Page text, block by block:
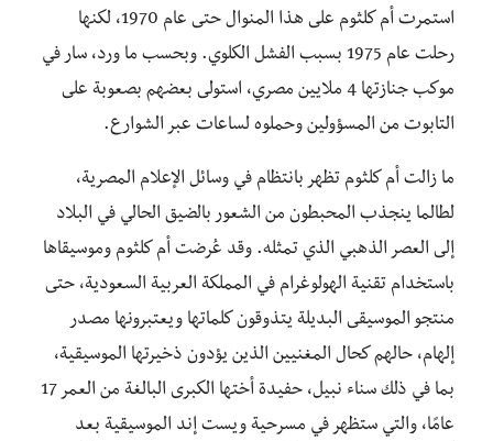
استمرت أم كلثوم على هذا المنوال حتى عام 1970، لكنها
رحلت عام 1975 بسبب الفشل الكلوي. وبحسب ما ورد، سار في
موكب جنازتها 4 ملايين مصري، استولى بعضهم بصعوبة على
التابوت من المسؤولين وحملوه لساعات عبر الشوارع.
ما زالت أم كلثوم تظهر بانتظام في وسائل الإعلام المصرية،
لطالما ينجذب المحبطون من الشعور بالضيق الحالي في البلاد
إلى العصر الذهبي الذي تمثله. وقد عُرضت أم كلثوم وموسيقاها
باستخدام تقنية الهولوغرام في المملكة العربية السعودية، حتى
منتجو الموسيقى البديلة يتذوقون كلماتها ويعتبرونها مصدر
إلهام، حالهم كحال المغنيين الذين يؤدون ذخيرتها الموسيقية،
بما في ذلك سناء نبيل، حفيدة أختها الكبرى البالغة من العمر 17
عامًا، والتي ستظهر في مسرحية ويست إند الموسيقية بعد